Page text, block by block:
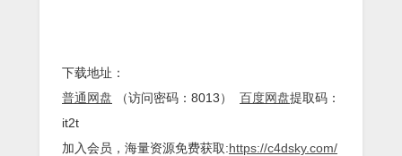
下载地址：
普通网盘 （访问密码：8013） 百度网盘提取码：
it2t
加入会员，海量资源免费获取:https://c4dsky.com/